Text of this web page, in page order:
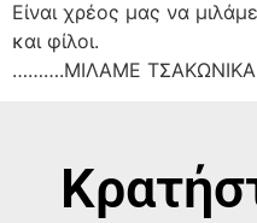
Είναι χρέος μας να
και φίλοι.
……….ΜΙΛΑΜΕ